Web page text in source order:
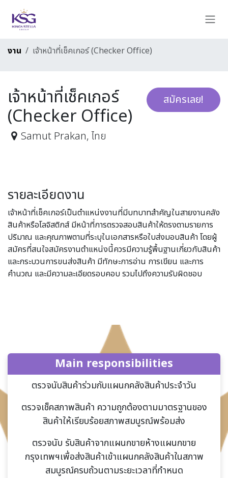
งาน เจ้าหน้าที่เช็คเกอร์ (Checker Office)
สมัครเลย!
เจ้าหน้าที่เช็คเกอร์
(Checker Office)
Samut Prakan,ไทย
รายละเอียดงาน
เจ้าหน้าที่เช็คเกอร์เป็นตำแหน่งงานที่มีบทบาทสำคัญในสายงานคลัง
สินค้าหรือโลจิสติกส์ มีหน้าที่การตรวจสอบสินค้าให้ตรงตามรายการ
ปริมาณ และคุณภาพตามที่ระบุในเอกสารหรือใบส่งมอบสินค้า โดยผู้
สมัครที่สนใจสมัครงานตำแหน่งนี้ควรมีความรู้พื้นฐานเกี่ยวกับสินค้า
และกระบวนการขนส่งสินค้า มีทักษะการอ่าน การเขียน และการ
คำนวณ และมีความละเอียดรอบคอบ รวมไปถึงความรับผิดชอบ
Main responsibilities
ตรวจนับสินค้าร่วมกับแผนกคลังสินค้าประจำวัน
ตรวจเช็คสภาพสินค้า ความถูกต้องตามมาตรฐานของ
สินค้าให้เรียบร้อยสภาพสมบูรณ์พร้อมส่ง
ตรวจนับ รับสินค้าจากแผนกขายห้างแผนกขาย
กรุงเทพฯเพื่อส่งสินค้าเข้าแผนกคลังสินค้าในสภาพ
สมบูรณ์ครบถ้วนตามระยะเวลาที่กำหนด